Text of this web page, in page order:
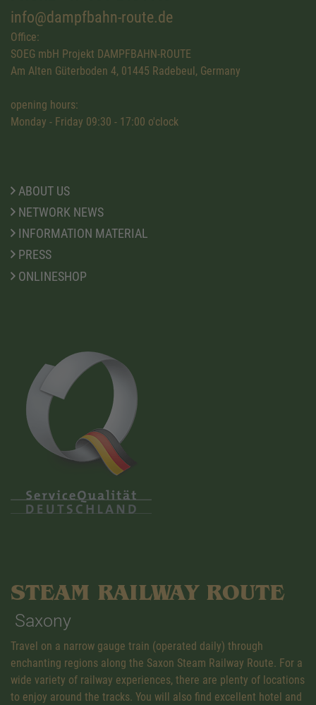
info@dampfbahn-route.de
Office:
SOEG mbH Projekt DAMPFBAHN-ROUTE
Am Alten Güterboden 4, 01445 Radebeul, Germany
opening hours:
Monday - Friday 09:30 - 17:00 o'clock
ABOUT US
NETWORK NEWS
INFORMATION MATERIAL
PRESS
ONLINESHOP
STEAM RAILWAY ROUTE
Saxony
Travel on a narrow gauge train (operated daily) through
enchanting regions along the Saxon Steam Railway Route. For a
wide variety of railway experiences, there are plenty of locations
to enjoy around the tracks. You will also find excellent hotel and